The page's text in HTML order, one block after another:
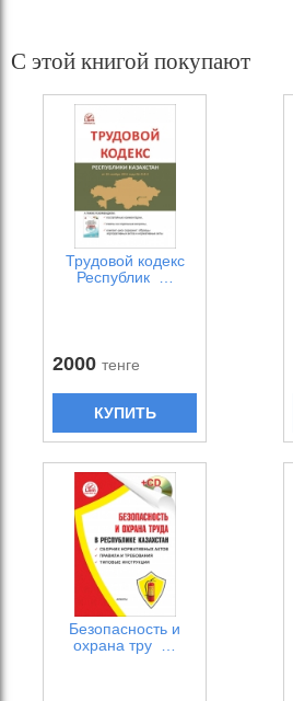
С этой книгой покупают
Трудовой кодекс
Республик …
2000тенге
КУПИТЬ
Безопасность и
охрана тру …